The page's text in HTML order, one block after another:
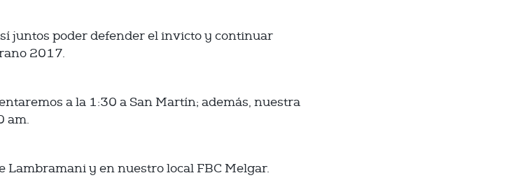
juntos poder defender el invicto y continuar
2017.
a la 1:30 a San Martín; además, nuestra
am.
Lambramani y en nuestro local FBC Melgar.